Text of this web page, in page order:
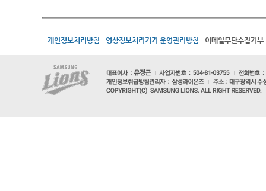
개인정보처리방침 영상정보처리기기 운영관리방침 이메일무단수집거부